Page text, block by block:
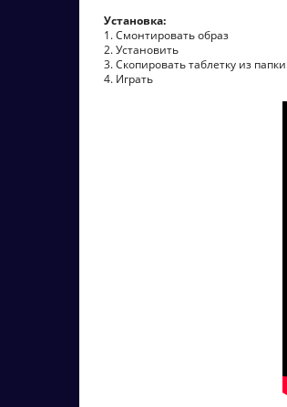
Установка:
1. Смонтировать образ
2. Установить
3. Скопировать таблетку из
4. Играть